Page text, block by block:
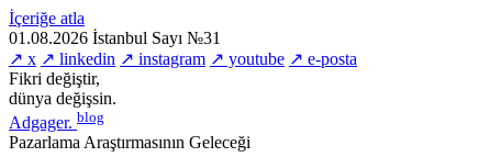
İçeriğe atla
01.08.2026 İstanbul Sayı №31
↗ x ↗ linkedin ↗ instagram ↗ youtube ↗ e-posta
Fikri değiştir,
dünya değişsin.
Adgager. blog
Pazarlama Araştırmasının Geleceği